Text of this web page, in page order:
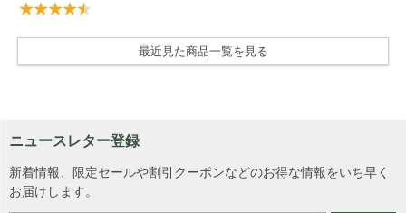
最近見た商品一覧を見る
ニュースレター登録
新着情報、限定セールや割引クーポンなどのお得な情報をいち早く
お届けします。